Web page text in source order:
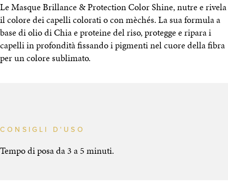
Le Masque Brillance & Protection Color Shine, nutre e rivela
il colore dei capelli colorati o con mèchés. La sua formula a
base di olio di Chia e proteine ​​del riso, protegge e ripara i
capelli in profondità fissando i pigmenti nel cuore della fibra
per un colore sublimato.
CONSIGLI D'USO
Tempo di posa da 3 a 5 minuti.